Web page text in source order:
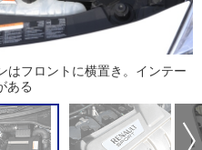
はフロントに横置き。インテー
ある